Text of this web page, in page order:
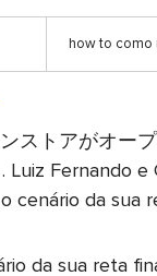
how to como
トアがオー
Fernando
cenário da sua
da sua reta